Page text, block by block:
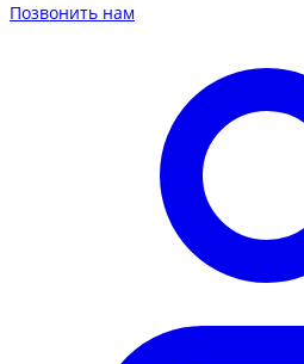
Позвонить нам